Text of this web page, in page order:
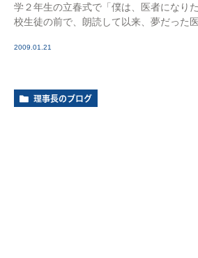
学２年生の立春式で「僕は、医者になり
校生徒の前で、朗読して以来、夢だった
2009.01.21
理事長のブログ